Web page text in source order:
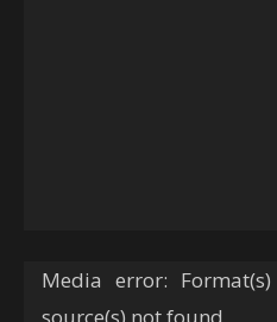
Tocador
de
Media error:
source(s) not found